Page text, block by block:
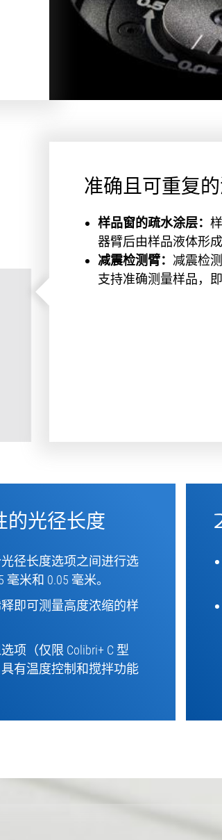
准确且可重复
样品窗的疏水涂层：
器臂后由样品液体形成
减震检测臂： 减震检
支持准确测量样品，即
的光径长度
径长度选项之间进行选
毫米和 0.05 毫米。
即可测量高度浓缩的样
项（仅限 Colibri+ C 型
有温度控制和搅拌功能